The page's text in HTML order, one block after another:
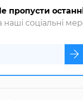
пропусти
наші соціальні